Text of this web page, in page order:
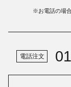
※お電話の場
電話注文